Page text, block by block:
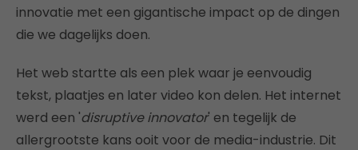
innovatie met een gigantische impact op de dingen
die we dagelijks doen.
Het web startte als een plek waar je eenvoudig
tekst, plaatjes en later video kon delen. Het internet
werd een 'disruptive innovator' en tegelijk de
allergrootste kans ooit voor de media-industrie. Dit